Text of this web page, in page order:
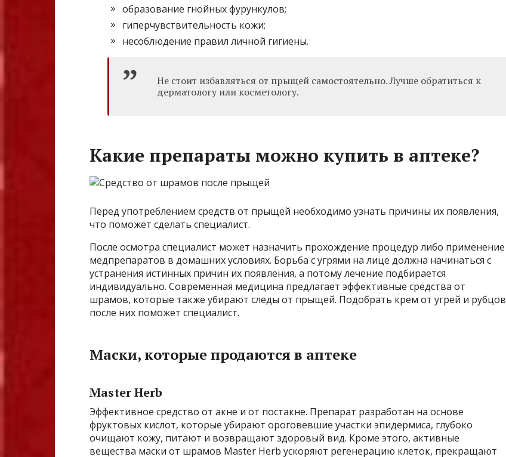
образование гнойных фурункулов;
гиперчувствительность кожи;
несоблюдение правил личной гигиены.
Не стоит избавляться от прыщей самостоятельно. Лучше обратиться к
дерматологу или косметологу.
Какие препараты можно купить в аптеке?
Перед употреблением средств от прыщей необходимо узнать причины их появления,
что поможет сделать специалист.
После осмотра специалист может назначить прохождение процедур либо применение
медпрепаратов в домашних условиях. Борьба с угрями на лице должна начинаться с
устранения истинных причин их появления, а потому лечение подбирается
индивидуально. Современная медицина предлагает эффективные средства от
шрамов, которые также убирают следы от прыщей. Подобрать крем от угрей и рубцов
после них поможет специалист.
Маски, которые продаются в аптеке
Master Herb
Эффективное средство от акне и от постакне. Препарат разработан на основе
фруктовых кислот, которые убирают ороговевшие участки эпидермиса, глубоко
очищают кожу, питают и возвращают здоровый вид. Кроме этого, активные
вещества маски от шрамов Master Herb ускоряют регенерацию клеток, прекращают